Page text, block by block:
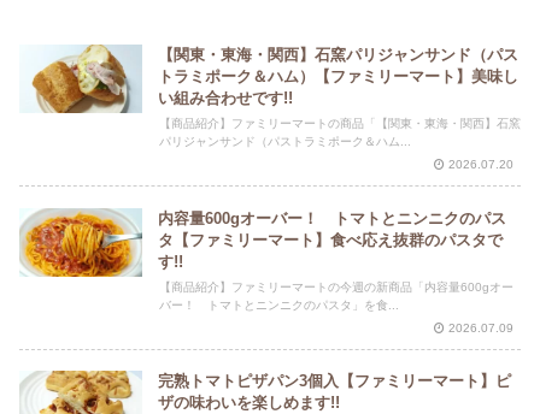
【関東・東海・関西】石窯パリジャンサンド（パス
トラミポーク＆ハム）【ファミリーマート】美味し
い組み合わせです!!
【商品紹介】ファミリーマートの商品「【関東・東海・関西】石窯
パリジャンサンド（パストラミポーク＆ハム...
2026.07.20
内容量600gオーバー！ トマトとニンニクのパス
タ【ファミリーマート】食べ応え抜群のパスタで
す!!
【商品紹介】ファミリーマートの今週の新商品「内容量600gオー
バー！ トマトとニンニクのパスタ」を食...
2026.07.09
完熟トマトピザパン3個入【ファミリーマート】ピ
ザの味わいを楽しめます!!